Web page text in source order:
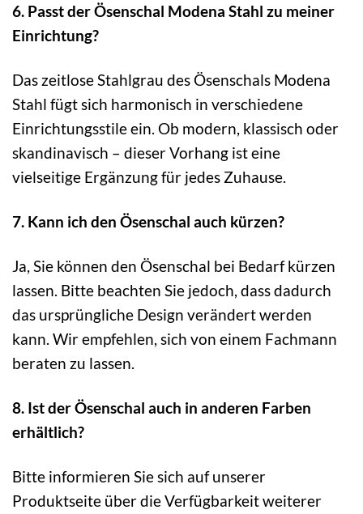
6. Passt der Ösenschal Modena Stahl zu meiner
Einrichtung?
Das zeitlose Stahlgrau des Ösenschals Modena
Stahl fügt sich harmonisch in verschiedene
Einrichtungsstile ein. Ob modern, klassisch oder
skandinavisch – dieser Vorhang ist eine
vielseitige Ergänzung für jedes Zuhause.
7. Kann ich den Ösenschal auch kürzen?
Ja, Sie können den Ösenschal bei Bedarf kürzen
lassen. Bitte beachten Sie jedoch, dass dadurch
das ursprüngliche Design verändert werden
kann. Wir empfehlen, sich von einem Fachmann
beraten zu lassen.
8. Ist der Ösenschal auch in anderen Farben
erhältlich?
Bitte informieren Sie sich auf unserer
Produktseite über die Verfügbarkeit weiterer